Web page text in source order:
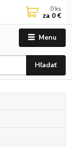
Menu
Hľadať
0 ks
za 0 €